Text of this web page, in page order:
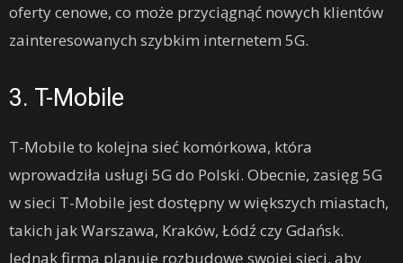
oferty cenowe, co może przyciągnąć nowych klientów
zainteresowanych szybkim internetem 5G.
3. T-Mobile
T-Mobile to kolejna sieć komórkowa, która
wprowadziła usługi 5G do Polski. Obecnie, zasięg 5G
w sieci T-Mobile jest dostępny w większych miastach,
takich jak Warszawa, Kraków, Łódź czy Gdańsk.
Jednak firma planuje rozbudowę swojej sieci, aby